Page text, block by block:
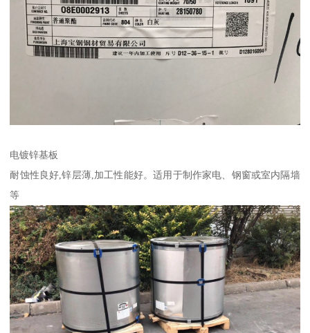
电镀锌基板
耐蚀性良好,锌层薄,加工性能好。适用于制作家电、钢窗或室内隔墙
等